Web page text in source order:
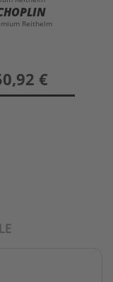
Reithelm
€